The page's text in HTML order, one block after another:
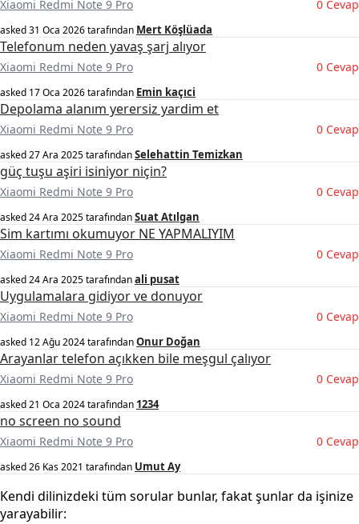
Xiaomi Redmi Note 9 Pro 0 Cevap
asked31 Oca 2026tarafından Mert Köşlüada
Telefonum neden yavaş şarj alıyor
Xiaomi Redmi Note 9 Pro 0 Cevap
asked 17 Oca 2026tarafından Emin kaçıci
Depolama alanım yerersiz yardim et
Xiaomi Redmi Note 9 Pro 0 Cevap
asked27 Ara 2025tarafındanSelehattin Temizkan
güç tuşu aşiri isiniyor ni̇çi̇n?
Xiaomi Redmi Note 9 Pro 0 Cevap
asked24 Ara 2025tarafındanSuat Atılgan
Sim kartımı okumuyor NE YAPMALIYIM
Xiaomi Redmi Note 9 Pro 0 Cevap
asked24 Ara 2025tarafındanali pusat
Uygulamalara gidiyor ve donuyor
Xiaomi Redmi Note 9 Pro 0 Cevap
asked 12 Ağu 2024tarafındanOnur Doğan
Arayanlar telefon açıkken bile meşgul çalıyor
Xiaomi Redmi Note 9 Pro 0 Cevap
asked21 Oca 2024tarafından 1234
no screen no sound
Xiaomi Redmi Note 9 Pro 0 Cevap
asked26 Kas 2021 tarafından Umut Ay
Kendi dilinizdeki tüm sorular bunlar, fakat şunlar da işinize
yarayabilir: